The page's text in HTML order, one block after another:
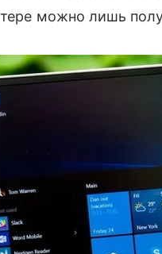
можно лишь